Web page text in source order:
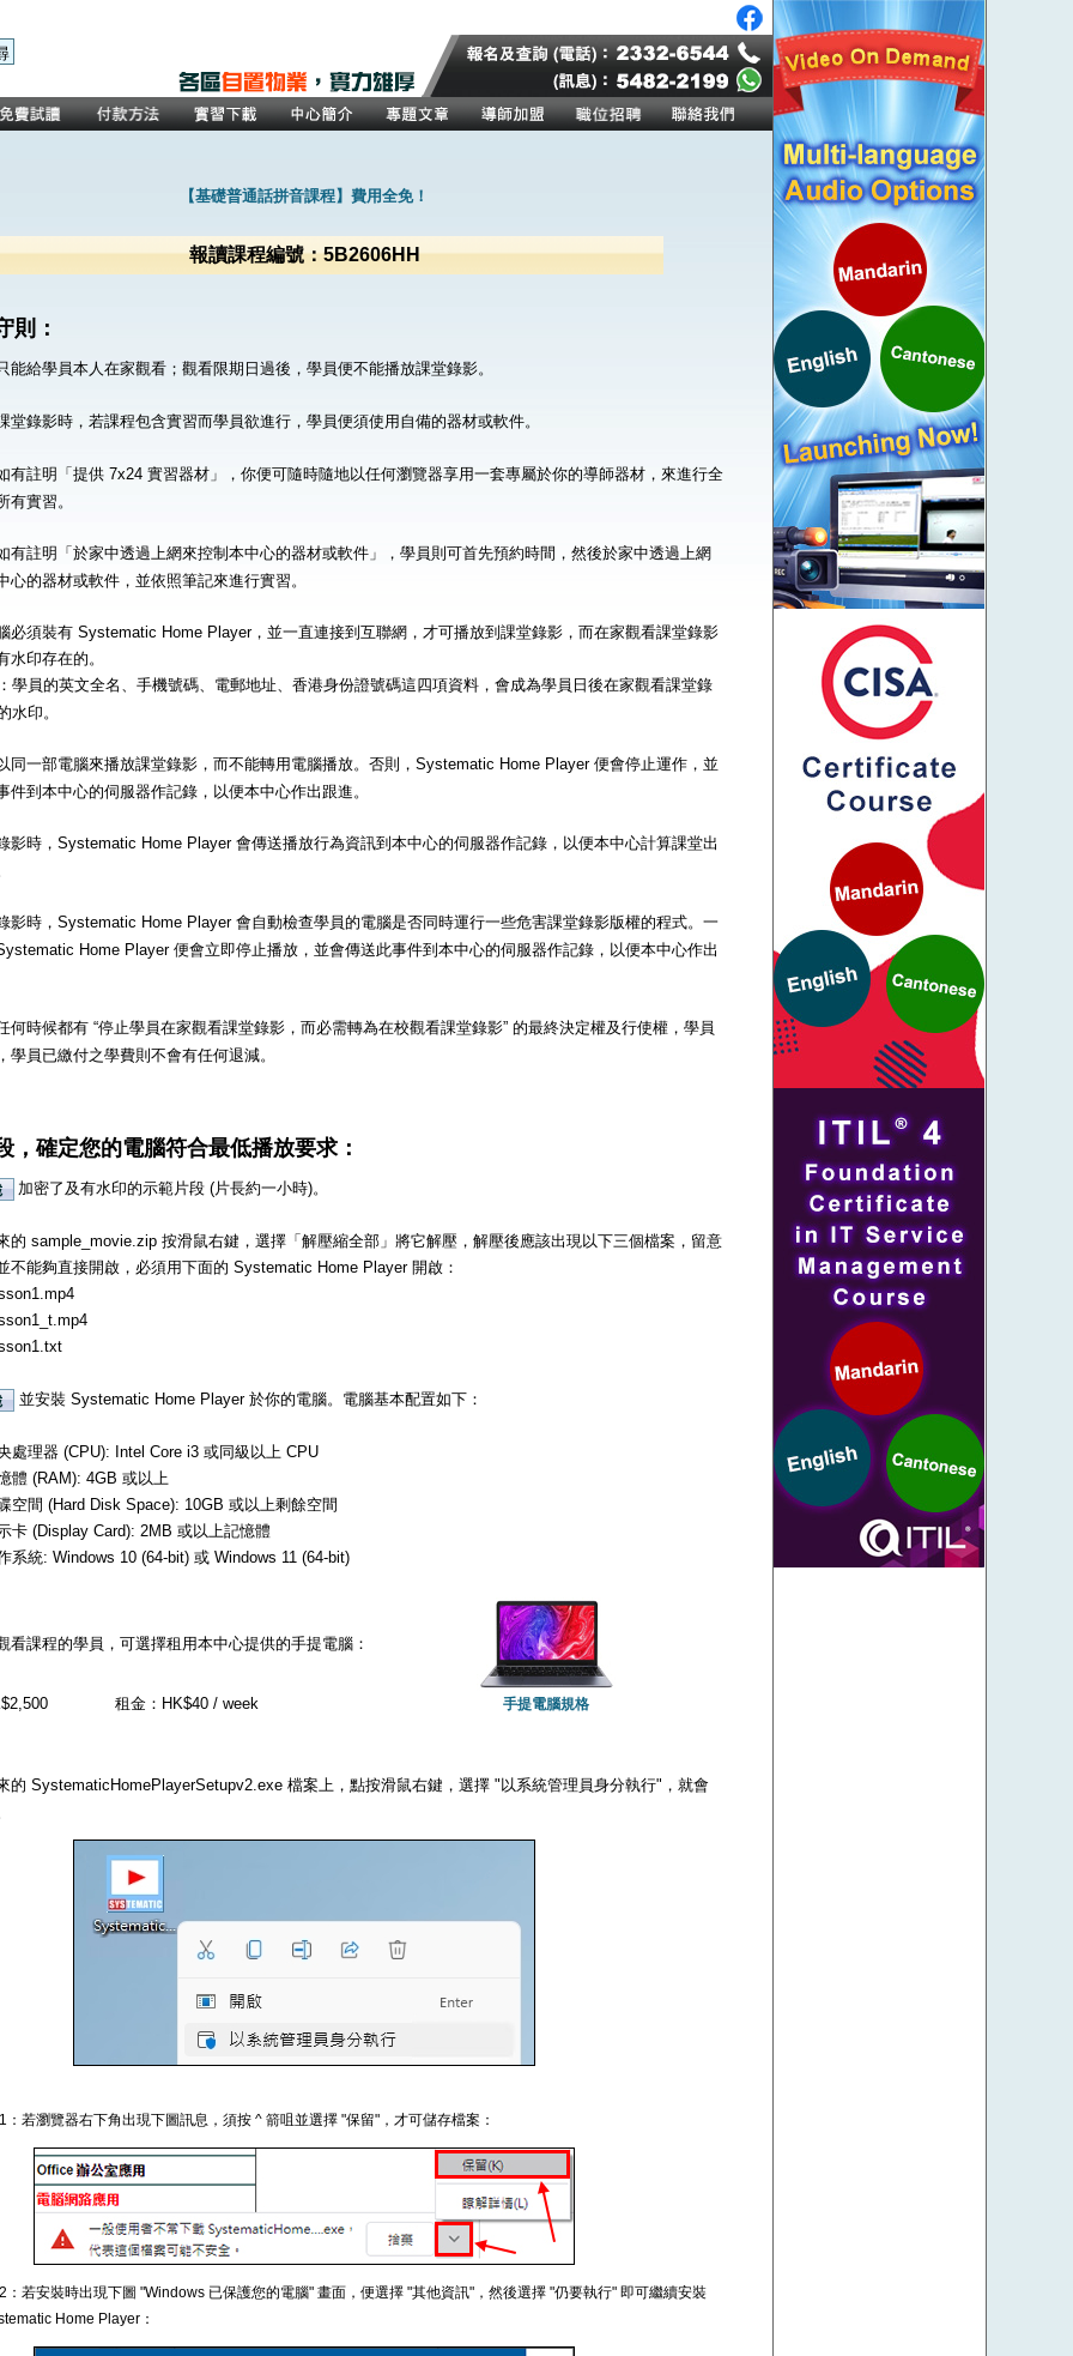
【基礎普通話拼音課程】費用全免！
報讀課程編號：5B2606HH
則：
能給學員本人在家觀看；觀看限期日過後，學員便不能播放課堂錄影。
堂錄影時，若課程包含實習而學員欲進行，學員便須使用自備的器材或軟件。
有註明「提供 7x24 實習器材」，你便可隨時隨地以任何瀏覽器享用一套專屬於你的導師器材，來進行全
有實習。
有註明「於家中透過上網來控制本中心的器材或軟件」，學員則可首先預約時間，然後於家中透過上網
心的器材或軟件，並依照筆記來進行實習。
必須裝有 Systematic Home Player，並一直連接到互聯網，才可播放到課堂錄影，而在家觀看課堂錄影
水印存在的。
學員的英文全名、手機號碼、電郵地址、香港身份證號碼這四項資料，會成為學員日後在家觀看課堂錄
水印。
同一部電腦來播放課堂錄影，而不能轉用電腦播放。否則，Systematic Home Player 便會停止運作，並
件到本中心的伺服器作記錄，以便本中心作出跟進。
影時，Systematic Home Player 會傳送播放行為資訊到本中心的伺服器作記錄，以便本中心計算課堂出
影時，Systematic Home Player 會自動檢查學員的電腦是否同時運行一些危害課堂錄影版權的程式。一
Home Player 便會立即停止播放，並會傳送此事件到本中心的伺服器作記錄，以便本中心作出
何時候都有 “停止學員在家觀看課堂錄影，而必需轉為在校觀看課堂錄影” 的最終決定權及行使權，學員
學員已繳付之學費則不會有任何退減。
，確定您的電腦符合最低播放要求：
加密了及有水印的示範片段 (片長約一小時)。
的 sample_movie.zip 按滑鼠右鍵，選擇「解壓縮全部」將它解壓，解壓後應該出現以下三個檔案，留意
不能夠直接開啟，必須用下面的 Systematic Home Player 開啟：
並安裝 Systematic Home Player 於你的電腦。電腦基本配置如下：
處理器 (CPU): Intel Core i3 或同級以上 CPU
體 (RAM): 4GB 或以上
空間 (Hard Disk Space): 10GB 或以上剩餘空間
卡 (Display Card): 2MB 或以上記憶體
系統: Windows 10 (64-bit) 或 Windows 11 (64-bit)
看課程的學員，可選擇租用本中心提供的手提電腦：
租金：HK$40 / week 手提電腦規格
的 SystematicHomePlayerSetupv2.exe 檔案上，點按滑鼠右鍵，選擇 "以系統管理員身分執行"，就會
：若瀏覽器右下角出現下圖訊息，須按 ^ 箭咀並選擇 "保留"，才可儲存檔案：
：若安裝時出現下圖 "Windows 已保護您的電腦" 畫面，便選擇 "其他資訊"，然後選擇 "仍要執行" 即可繼續安裝
Home Player：